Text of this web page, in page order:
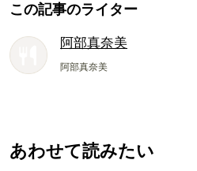
この記事のライター
阿部真奈美
阿部真奈美
あわせて読みたい